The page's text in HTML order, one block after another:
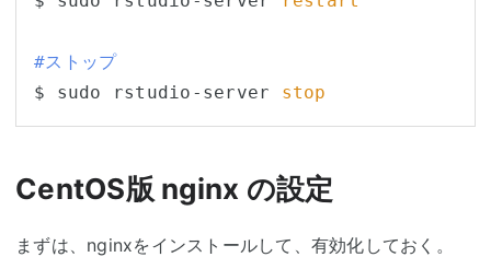
#ストップ
$ sudo rstudio-server stop
CentOS版 nginx の設定
まずは、nginxをインストールして、有効化しておく。